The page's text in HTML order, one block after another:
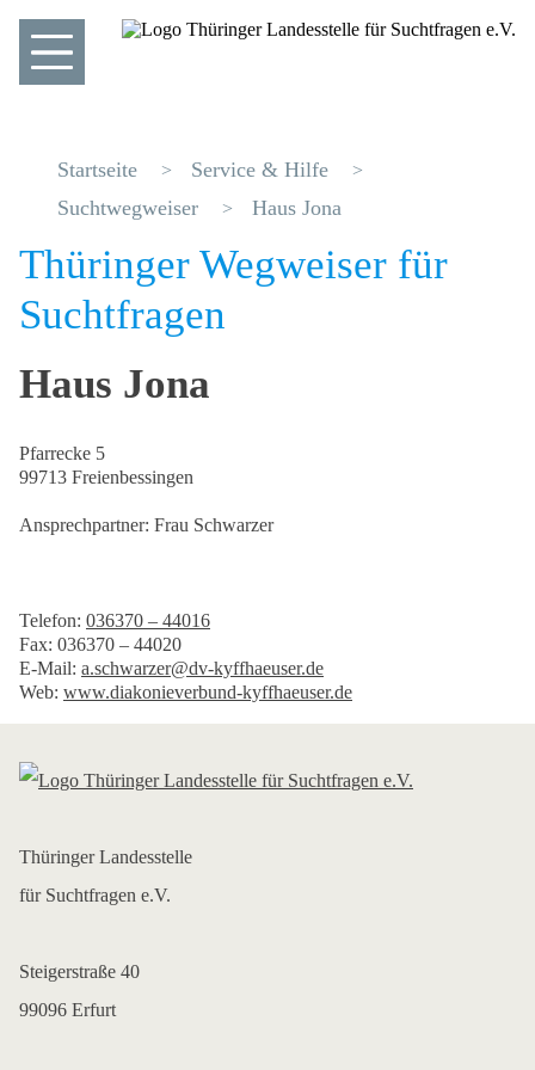
Startseite
Service & Hilfe
Suchtwegweiser
Haus Jona
Thüringer Wegweiser für
Suchtfragen
Haus Jona
Pfarrecke 5
99713 Freienbessingen
Ansprechpartner: Frau Schwarzer
Telefon: 036370 – 44016
Fax: 036370 – 44020
E-Mail: a.schwarzer@dv-kyffhaeuser.de
Web: www.diakonieverbund-kyffhaeuser.de
Thüringer Landesstelle
für Suchtfragen e.V.
Steigerstraße 40
99096 Erfurt